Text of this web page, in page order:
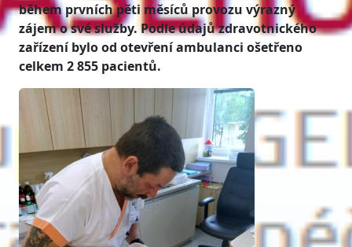
během prvních pěti měsíců provozu výrazný
zájem o své služby. Podle údajů zdravotnického
zařízení bylo od otevření ambulanci ošetřeno
celkem 2 855 pacientů.